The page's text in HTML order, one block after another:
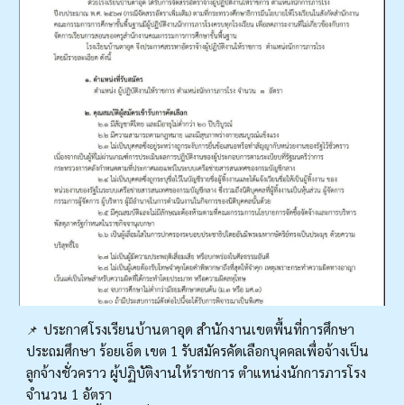
📌ประกาศโรงเรียนบ้านตาอุด สำนักงานเขตพื้นที่การศึกษา
ประถมศึกษา ร้อยเอ็ด เขต 1 รับสมัครคัดเลือกบุคคลเพื่อจ้างเป็น
ลูกจ้างชั่วคราว ผู้ปฏิบัติงานให้ราชการ ตำแหน่งนักการภารโรง
จำนวน 1 อัตรา